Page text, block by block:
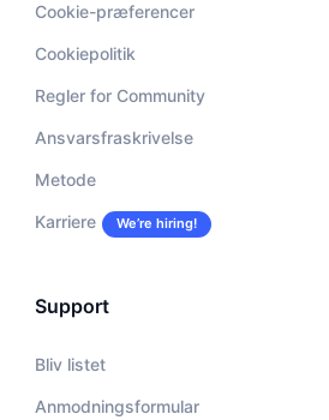
Cookie-præferencer
Cookiepolitik
Regler for Community
Ansvarsfraskrivelse
Metode
Karriere We’re hiring!
Support
Bliv listet
Anmodningsformular